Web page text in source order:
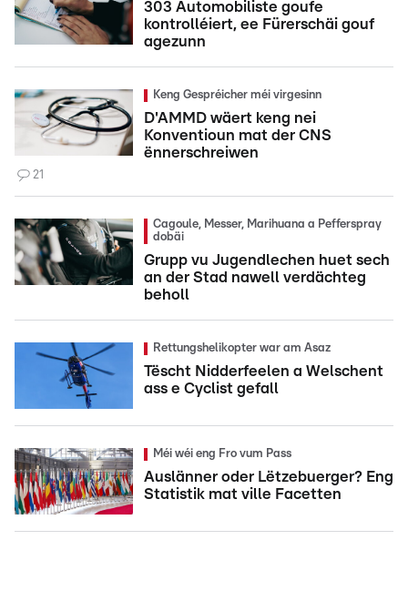
303 Automobiliste goufe
kontrolléiert, ee Fürerschäi gouf
agezunn
Keng Gespréicher méi virgesinn
D'AMMD wäert keng nei
Konventioun mat der CNS
ënnerschreiwen
21
Cagoule, Messer, Marihuana a Pefferspray
dobäi
Grupp vu Jugendlechen huet sech
an der Stad nawell verdächteg
beholl
Rettungshelikopter war am Asaz
Tëscht Nidderfeelen a Welschent
ass e Cyclist gefall
Méi wéi eng Fro vum Pass
Auslänner oder Lëtzebuerger? Eng
Statistik mat ville Facetten